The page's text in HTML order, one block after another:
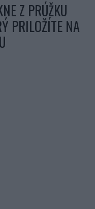
Z PRÚŽKU
PRILOŽÍTE NA